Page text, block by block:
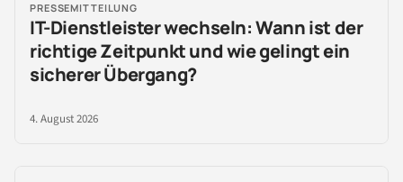
PRESSEMITTEILUNG
IT-Dienstleister wechseln: Wann ist der
richtige Zeitpunkt und wie gelingt ein
sicherer Übergang?
4. August 2026